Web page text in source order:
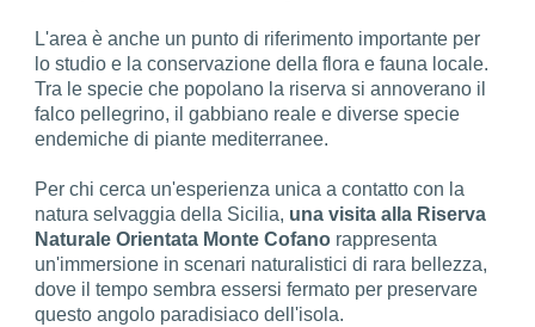
L'area è anche un punto di riferimento importante per
lo studio e la conservazione della flora e fauna locale.
Tra le specie che popolano la riserva si annoverano il
falco pellegrino, il gabbiano reale e diverse specie
endemiche di piante mediterranee.
Per chi cerca un'esperienza unica a contatto con la
natura selvaggia della Sicilia, una visita alla Riserva
Naturale Orientata Monte Cofano rappresenta
un'immersione in scenari naturalistici di rara bellezza,
dove il tempo sembra essersi fermato per preservare
questo angolo paradisiaco dell'isola.